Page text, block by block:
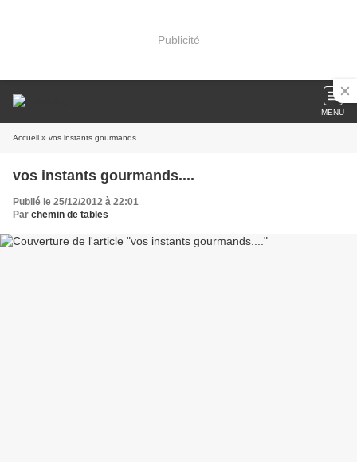
Publicité
MENU
Accueil » vos instants gourmands....
vos instants gourmands....
Publié le 25/12/2012 à 22:01
Par chemin de tables